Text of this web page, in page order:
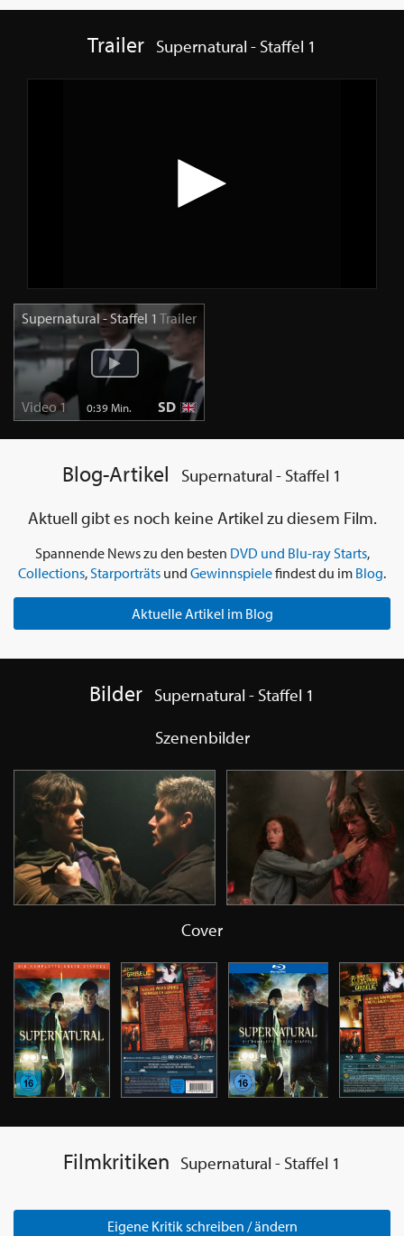
Trailer Supernatural - Staffel 1
Supernatural - Staffel 1 Trailer
Video 1 0:39 Min. SD
Blog-Artikel
Supernatural - Staffel 1
Aktuell gibt es noch keine Artikel zu diesem Film.
Spannende News zu den besten DVD und Blu-ray Starts,
Collections, Starporträts und Gewinnspielefindest du im Blog.
Aktuelle Artikel im Blog
Bilder Supernatural - Staffel 1
Szenenbilder
Cover
Filmkritiken Supernatural - Staffel 1
Eigene Kritik schreiben / ändern